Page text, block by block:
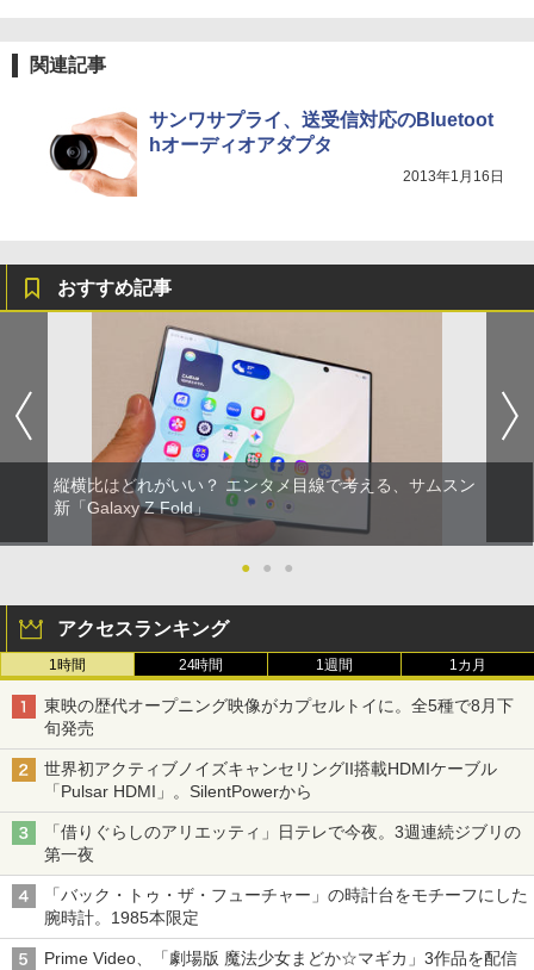
関連記事
サンワサプライ、送受信対応のBluetoot
hオーディオアダプタ
2013年1月16日
おすすめ記事
縦横比はどれがいい？ エンタメ目線で考える、サムスン
新「Galaxy Z Fold」
● ● ●
アクセスランキング
1時間 24時間 1週間 1カ月
東映の歴代オープニング映像がカプセルトイに。全5種で8月下
旬発売
世界初アクティブノイズキャンセリングII搭載HDMIケーブル
「Pulsar HDMI」。SilentPowerから
「借りぐらしのアリエッティ」日テレで今夜。3週連続ジブリの
第一夜
「バック・トゥ・ザ・フューチャー」の時計台をモチーフにした
腕時計。1985本限定
Prime Video、「劇場版 魔法少女まどか☆マギカ」3作品を配信